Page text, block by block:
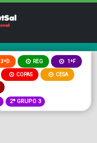
3ªD REG 1ªF
COPAS CESA
2ª GRUPO 3